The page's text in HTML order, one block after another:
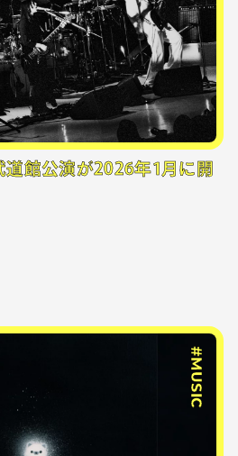
道館公演が2026年1月に開
#MUSIC